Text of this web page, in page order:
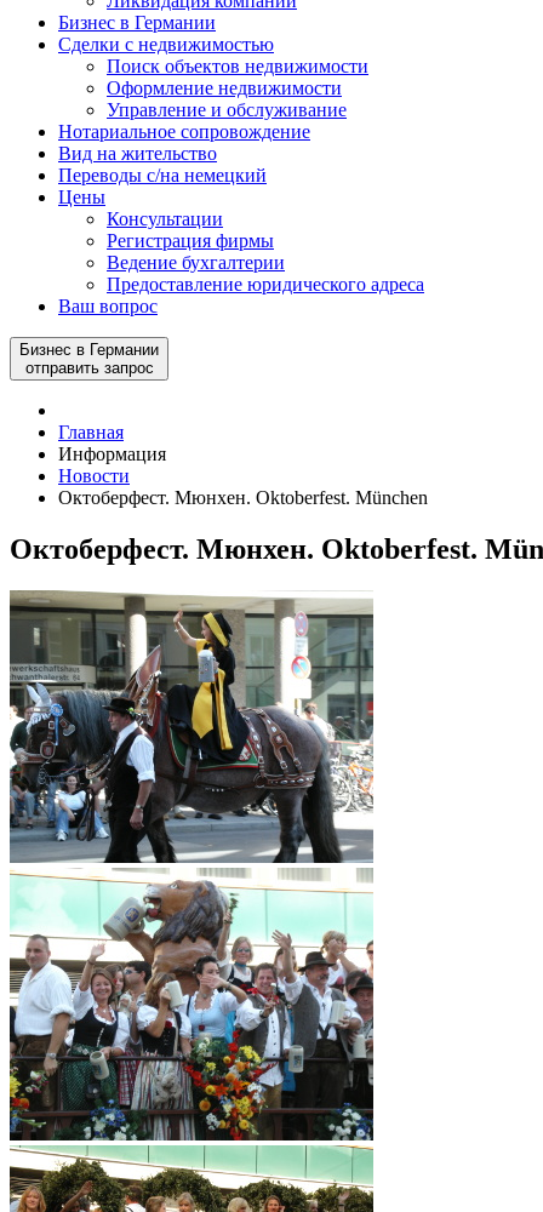
Бизнес в Германии
Сделки с недвижимостью
Поиск объектов недвижимости
Оформление недвижимости
Управление и обслуживание
Нотариальное сопровождение
Вид на жительство
Переводы с/на немецкий
Цены
Консультации
Регистрация фирмы
Ведение бухгалтерии
Предоставление юридического адреса
Ваш вопрос
Бизнес в Германии
отправить запрос
Главная
Информация
Новости
Октоберфест. Мюнхен. Oktoberfest. München
Октоберфест. Мюнхен. Oktoberfest.